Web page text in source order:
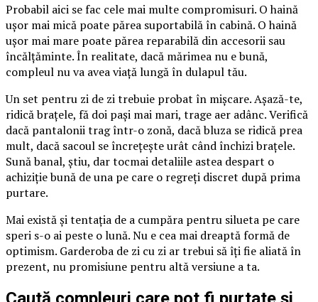
Probabil aici se fac cele mai multe compromisuri. O haină
ușor mai mică poate părea suportabilă în cabină. O haină
ușor mai mare poate părea reparabilă din accesorii sau
încălțăminte. În realitate, dacă mărimea nu e bună,
compleul nu va avea viață lungă în dulapul tău.
Un set pentru zi de zi trebuie probat în mișcare. Așază-te,
ridică brațele, fă doi pași mai mari, trage aer adânc. Verifică
dacă pantalonii trag într-o zonă, dacă bluza se ridică prea
mult, dacă sacoul se încrețește urât când închizi brațele.
Sună banal, știu, dar tocmai detaliile astea despart o
achiziție bună de una pe care o regreți discret după prima
purtare.
Mai există și tentația de a cumpăra pentru silueta pe care
speri s-o ai peste o lună. Nu e cea mai dreaptă formă de
optimism. Garderoba de zi cu zi ar trebui să îți fie aliată în
prezent, nu promisiune pentru altă versiune a ta.